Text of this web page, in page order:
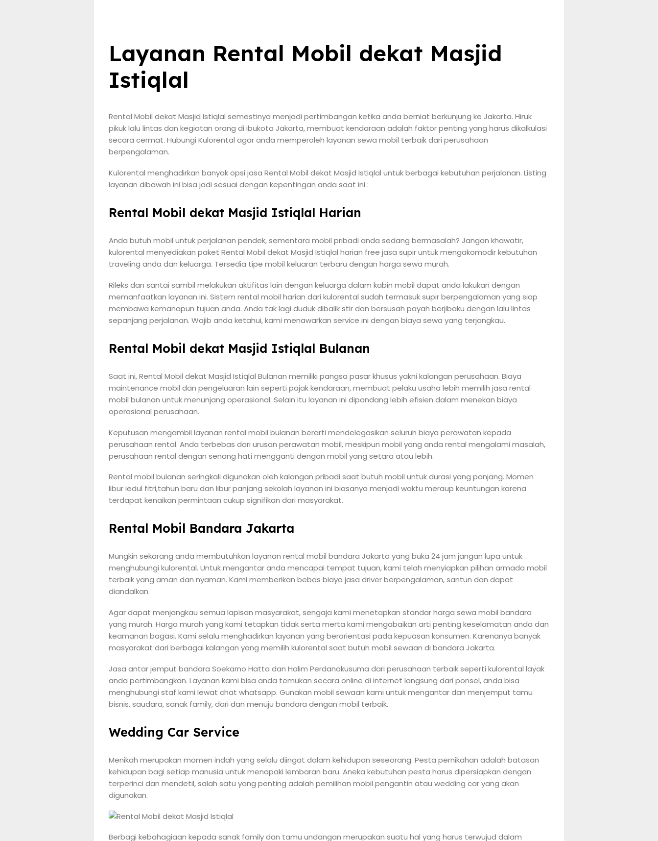
Layanan Rental Mobil dekat Masjid
Istiqlal
Rental Mobil dekat Masjid Istiqlal semestinya menjadi pertimbangan ketika anda berniat berkunjung ke Jakarta. Hiruk
pikuk lalu lintas dan kegiatan orang di ibukota Jakarta, membuat kendaraan adalah faktor penting yang harus dikalkulasi
secara cermat. Hubungi Kulorental agar anda memperoleh layanan sewa mobil terbaik dari perusahaan
berpengalaman.
Kulorental menghadirkan banyak opsi jasa Rental Mobil dekat Masjid Istiqlal untuk berbagai kebutuhan perjalanan. Listing
layanan dibawah ini bisa jadi sesuai dengan kepentingan anda saat ini :
Rental Mobil dekat Masjid Istiqlal Harian
Anda butuh mobil untuk perjalanan pendek, sementara mobil pribadi anda sedang bermasalah? Jangan khawatir,
kulorental menyediakan paket Rental Mobil dekat Masjid Istiqlal harian free jasa supir untuk mengakomodir kebutuhan
traveling anda dan keluarga. Tersedia tipe mobil keluaran terbaru dengan harga sewa murah.
Rileks dan santai sambil melakukan aktifitas lain dengan keluarga dalam kabin mobil dapat anda lakukan dengan
memanfaatkan layanan ini. Sistem rental mobil harian dari kulorental sudah termasuk supir berpengalaman yang siap
membawa kemanapun tujuan anda. Anda tak lagi duduk dibalik stir dan bersusah payah berjibaku dengan lalu lintas
sepanjang perjalanan. Wajib anda ketahui, kami menawarkan service ini dengan biaya sewa yang terjangkau.
Rental Mobil dekat Masjid Istiqlal Bulanan
Saat ini, Rental Mobil dekat Masjid Istiqlal Bulanan memiliki pangsa pasar khusus yakni kalangan perusahaan. Biaya
maintenance mobil dan pengeluaran lain seperti pajak kendaraan, membuat pelaku usaha lebih memilih jasa rental
mobil bulanan untuk menunjang operasional. Selain itu layanan ini dipandang lebih efisien dalam menekan biaya
operasional perusahaan.
Keputusan mengambil layanan rental mobil bulanan berarti mendelegasikan seluruh biaya perawatan kepada
perusahaan rental. Anda terbebas dari urusan perawatan mobil, meskipun mobil yang anda rental mengalami masalah,
perusahaan rental dengan senang hati mengganti dengan mobil yang setara atau lebih.
Rental mobil bulanan seringkali digunakan oleh kalangan pribadi saat butuh mobil untuk durasi yang panjang. Momen
libur iedul fitri,tahun baru dan libur panjang sekolah layanan ini biasanya menjadi waktu meraup keuntungan karena
terdapat kenaikan permintaan cukup signifikan dari masyarakat.
Rental Mobil Bandara Jakarta
Mungkin sekarang anda membutuhkan layanan rental mobil bandara Jakarta yang buka 24 jam jangan lupa untuk
menghubungi kulorental. Untuk mengantar anda mencapai tempat tujuan, kami telah menyiapkan pilihan armada mobil
terbaik yang aman dan nyaman. Kami memberikan bebas biaya jasa driver berpengalaman, santun dan dapat
diandalkan.
Agar dapat menjangkau semua lapisan masyarakat, sengaja kami menetapkan standar harga sewa mobil bandara
yang murah. Harga murah yang kami tetapkan tidak serta merta kami mengabaikan arti penting keselamatan anda dan
keamanan bagasi. Kami selalu menghadirkan layanan yang berorientasi pada kepuasan konsumen. Karenanya banyak
masyarakat dari berbagai kalangan yang memilih kulorental saat butuh mobil sewaan di bandara Jakarta.
Jasa antar jemput bandara Soekarno Hatta dan Halim Perdanakusuma dari perusahaan terbaik seperti kulorental layak
anda pertimbangkan. Layanan kami bisa anda temukan secara online di internet langsung dari ponsel, anda bisa
menghubungi staf kami lewat chat whatsapp. Gunakan mobil sewaan kami untuk mengantar dan menjemput tamu
bisnis, saudara, sanak family, dari dan menuju bandara dengan mobil terbaik.
Wedding Car Service
Menikah merupakan momen indah yang selalu diingat dalam kehidupan seseorang. Pesta pernikahan adalah batasan
kehidupan bagi setiap manusia untuk menapaki lembaran baru. Aneka kebutuhan pesta harus dipersiapkan dengan
terperinci dan mendetil, salah satu yang penting adalah pemilihan mobil pengantin atau wedding car yang akan
digunakan.
Berbagi kebahagiaan kepada sanak family dan tamu undangan merupakan suatu hal yang harus terwujud dalam